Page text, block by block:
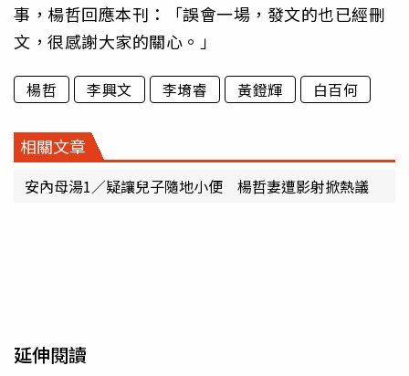
事，楊哲回應本刊：「誤會一場，發文的也已經刪
文，很感謝大家的關心。」
楊哲 李興文 李堉睿 黃鐙輝 白百何
相關文章
安內母湯1／疑讓兒子隨地小便 楊哲妻遭影射掀熱議
延伸閱讀